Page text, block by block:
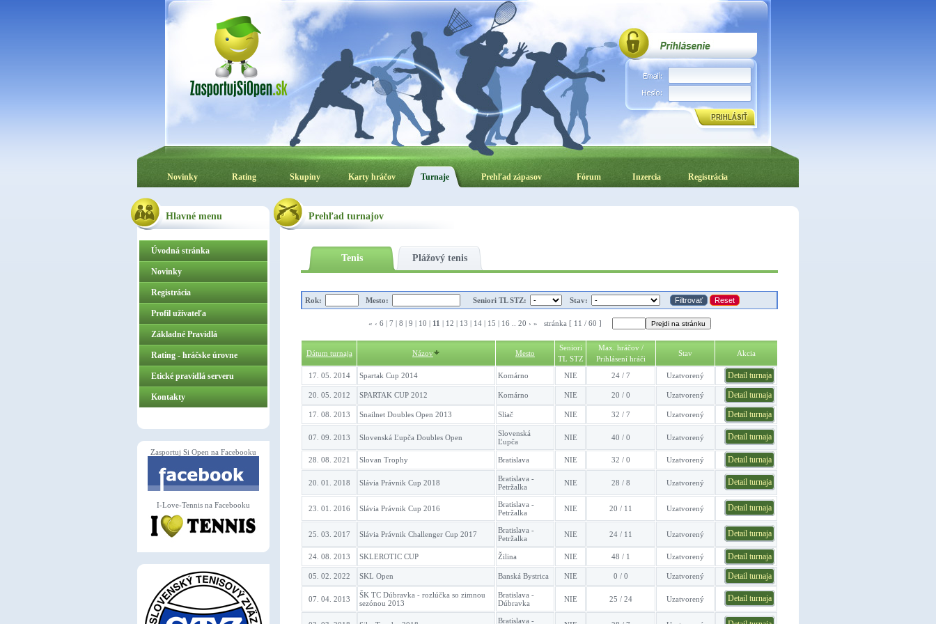
Novinky Rating Skupiny Karty hráčov Turnaje Prehľad zápasov Fórum Inzercia Registrácia
Hlavné menu
Úvodná stránka
Novinky
Registrácia
Profil užívateľa
Základné Pravidlá
ZasportujSiOpen.sk
Rating - hráčske úrovne
Etické pravidlá serveru
Kontakty
Zasportuj Si Open na Facebooku
I-Love-Tennis na Facebooku
Prehľad turnajov
Tenis Plážový tenis
Rok: Mesto: Seniori TL STZ: Stav:
« ‹ 6 | 7 | 8 | 9 | 10 | 11 | 12 | 13 | 14| 15 | 16 20 › » stránka [ 11 / 60 ]
Dátum turnaja Názov Mesto
Seniori
TL STZ
Max. hráčov /
Prihlásení hráči
Stav Akcia
17. 05. 2014 Spartak Cup 2014 Komárno NIE 24 / 7 Uzatvorený Detail turnaja
20. 05. 2012 SPARTAK CUP 2012 Komárno NIE 20 / 0 Uzatvorený Detail turnaja
17. 08. 2013 Snailnet Doubles Open 2013 Sliač NIE 32 / 7 Uzatvorený Detail turnaja
07. 09. 2013 Slovenská Ľupča Doubles Open
Slovenská
Ľupča
NIE 40 / 0 Uzatvorený Detail turnaja
28. 08. 2021 Slovan Trophy Bratislava NIE 32 / 0 Uzatvorený Detail turnaja
20. 01. 2018 Slávia Právnik Cup 2018
Bratislava -
Petržalka
NIE 28 / 8 Uzatvorený Detail turnaja
23. 01. 2016 Slávia Právnik Cup 2016
Bratislava -
Petržalka
NIE 20 / 11 Uzatvorený Detail turnaja
25. 03. 2017 Slávia Právnik Challenger Cup 2017
Bratislava -
Petržalka
NIE 24 / 11 Uzatvorený Detail turnaja
24. 08. 2013 SKLEROTIC CUP Žilina NIE 48 / 1 Uzatvorený Detail turnaja
05. 02. 2022 SKL Open Banská Bystrica NIE 0 / 0 Uzatvorený Detail turnaja
07. 04. 2013
ŠK TC Dúbravka - rozlúčka so zimnou
sezónou 2013
Bratislava -
Dúbravka
NIE 25 / 24 Uzatvorený Detail turnaja
Bratislava -